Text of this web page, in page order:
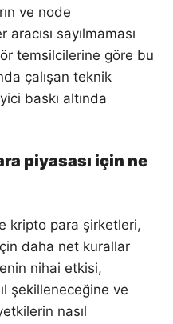
ve node
sayılmaması
temsilcilerine göre bu
çalışan teknik
baskı altında
piyasası için ne
kripto para şirketleri,
daha net kurallar
nihai etkisi,
şekilleneceğine ve
nasıl